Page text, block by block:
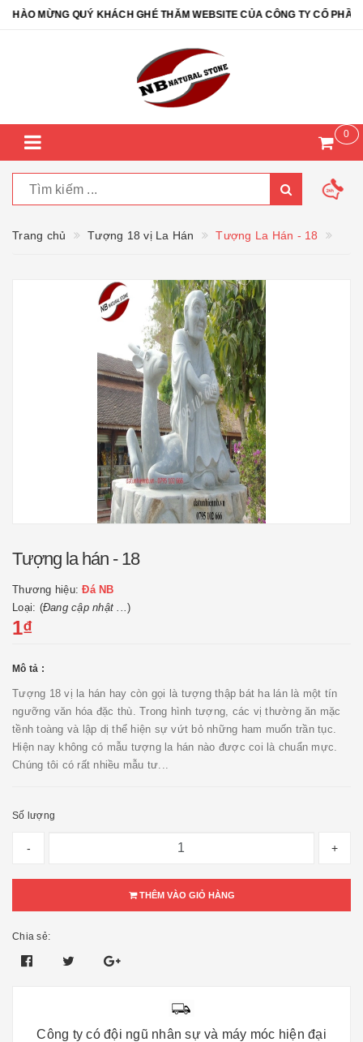
MỪNG QUÝ KHÁCH GHÉ THĂM WEBSITE CỦA CÔNG TY CỔ PHẦN
0
Trang chủ Tượng 18 vị La Hán Tượng La Hán - 18
Tượng la hán - 18
Thương hiệu:Đá NB
Loại: (Đang cập nhật ...)
1₫
Mô tả :
Tượng 18 vị la hán hay còn gọi là tượng thập bát ha lán là một tín
ngưỡng văn hóa đặc thù. Trong hình tượng, các vị thường ăn mặc
tềnh toàng và lập dị thể hiện sự vứt bỏ những ham muốn trần tục.
Hiện nay không có mẫu tượng la hán nào được coi là chuẩn mực.
Chúng tôi có rất nhiều mẫu tư...
Số lượng
- +
THÊM VÀO GIỎ HÀNG
Chia sẻ:
Công ty có đội ngũ nhân sự và máy móc hiện đại